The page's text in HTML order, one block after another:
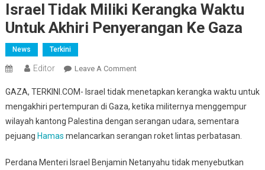
Israel Tidak Miliki Kerangka Waktu
Untuk Akhiri Penyerangan Ke Gaza
News Terkini
Editor Leave A CommentOn
Tidak
Miliki
Kerangka
Waktu
Akhiri
GAZA, TERKINI.COM- Israel tidak menetapkan kerangka waktu untuk
mengakhiri pertempuran di Gaza, ketika militernya menggempur
wilayah kantong Palestina dengan serangan udara, sementara
pejuang Hamas melancarkan serangan roket lintas perbatasan.
Perdana Menteri Israel Benjamin Netanyahu tidak menyebutkan